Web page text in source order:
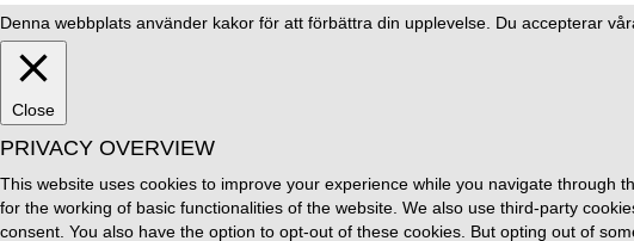
Denna webbplats använder kakor för att förbättra din upplevelse. Du accepterar
Close
PRIVACY OVERVIEW
This website uses cookies to improve your experience while you navigate
for the working of basic functionalities of the website. We also use third-party
consent. You also have the option to opt-out of these cookies. But opting out of